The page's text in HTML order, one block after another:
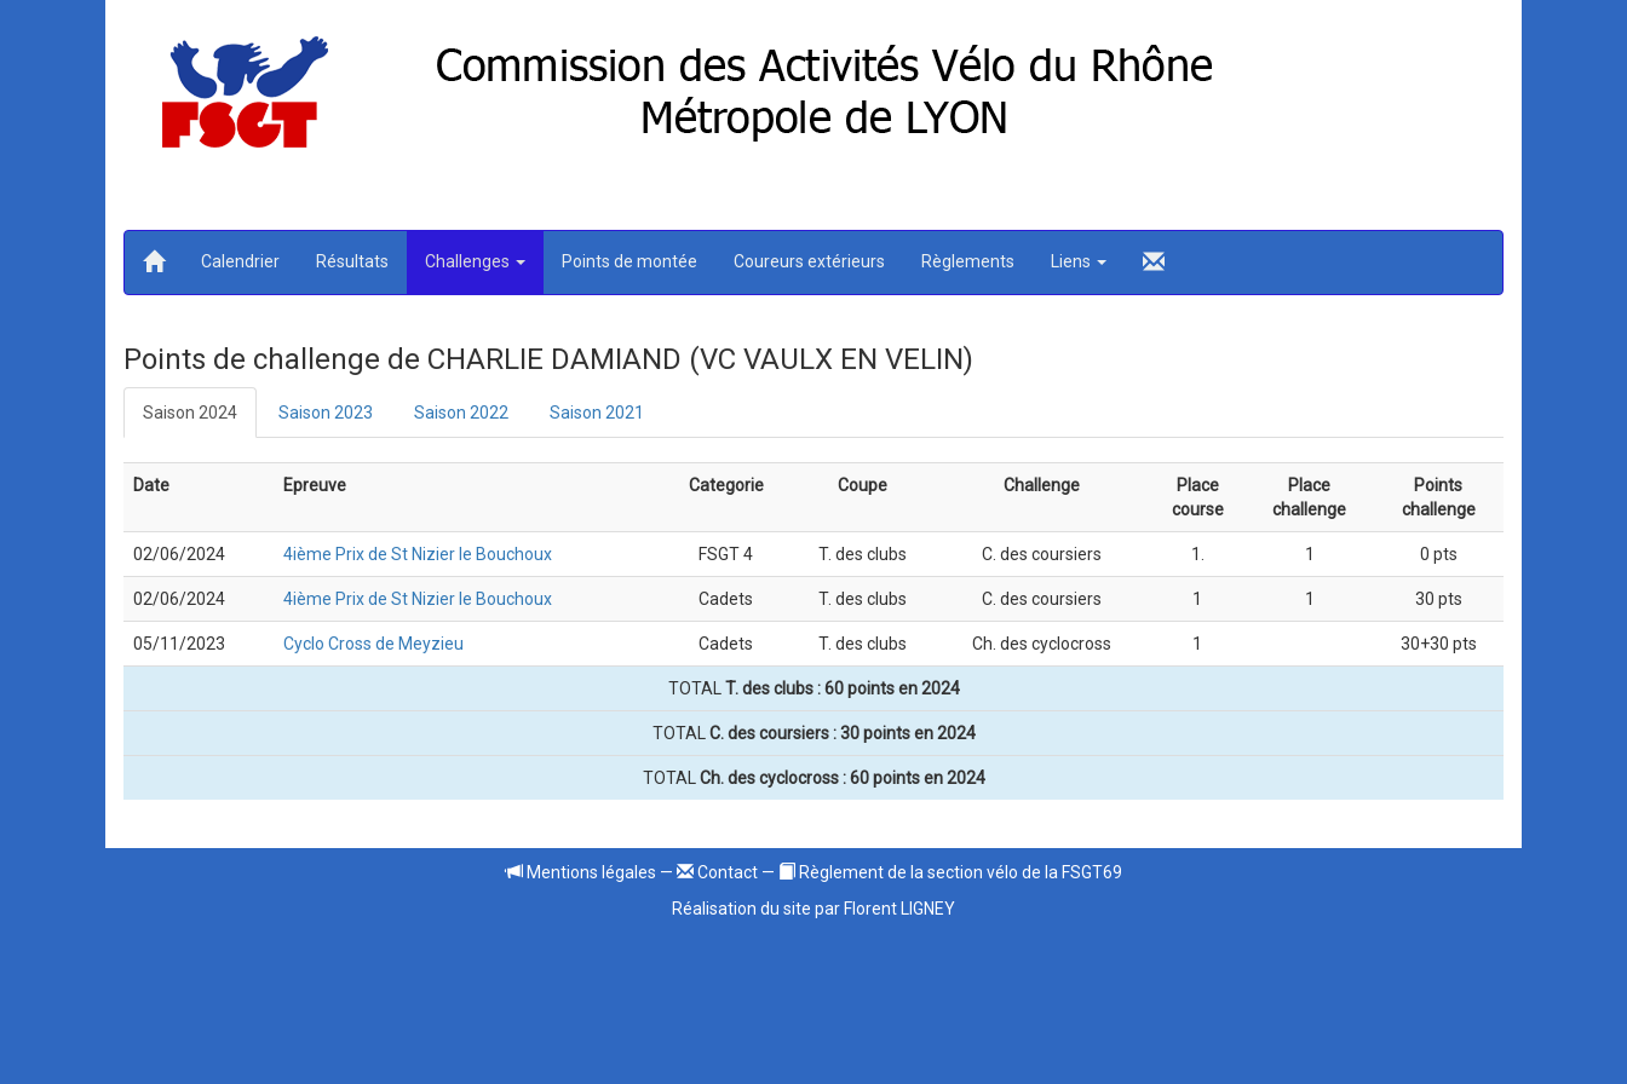
Calendrier Résultats Challenges Points de montée Coureurs extérieurs Règlements Liens
Points de challenge de CHARLIE DAMIAND (VC VAULX EN VELIN)
Saison 2024 Saison 2023 Saison 2022 Saison 2021
Date Epreuve Categorie Coupe Challenge
Place
course
Place
challenge
Points
challenge
02/06/2024 4ième Prix de St Nizier le Bouchoux FSGT 4 T. des clubs C. des coursiers 1. 1 0 pts
02/06/2024 4ième Prix de St Nizier le Bouchoux Cadets T. des clubs C. des coursiers 1 1 30 pts
05/11/2023 Cyclo Cross de Meyzieu Cadets T. des clubs Ch. des cyclocross 1 30+30 pts
TOTAL T. des clubs : 60 points en 2024
TOTAL C. des coursiers : 30 points en 2024
TOTAL Ch. des cyclocross : 60 points en 2024
Mentions légales — Contact—
Règlement de la section vélo de la FSGT69
Réalisation du site par Florent LIGNEY